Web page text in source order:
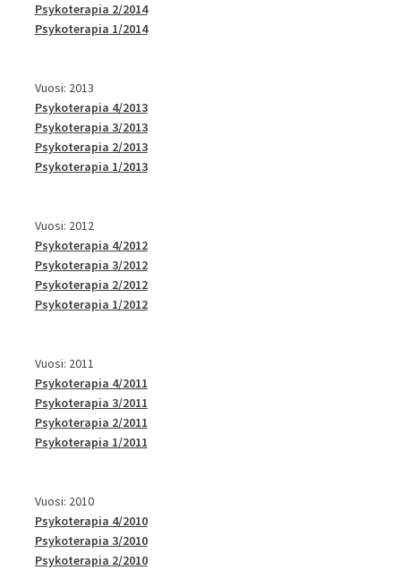
Psykoterapia 2/2014
Psykoterapia 1/2014
Vuosi: 2013
Psykoterapia 4/2013
Psykoterapia 3/2013
Psykoterapia 2/2013
Psykoterapia 1/2013
Vuosi: 2012
Psykoterapia 4/2012
Psykoterapia 3/2012
Psykoterapia 2/2012
Psykoterapia 1/2012
Vuosi: 2011
Psykoterapia 4/2011
Psykoterapia 3/2011
Psykoterapia 2/2011
Psykoterapia 1/2011
Vuosi: 2010
Psykoterapia 4/2010
Psykoterapia 3/2010
Psykoterapia 2/2010